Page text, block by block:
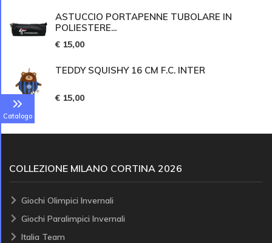
Catalogo
ASTUCCIO PORTAPENNE TUBOLARE IN
POLIESTERE...
€ 15,00
TEDDY SQUISHY 16 CM F.C. INTER
€ 15,00
COLLEZIONE MILANO CORTINA 2026
Giochi Olimpici Invernali
Giochi Paralimpici Invernali
Italia Team